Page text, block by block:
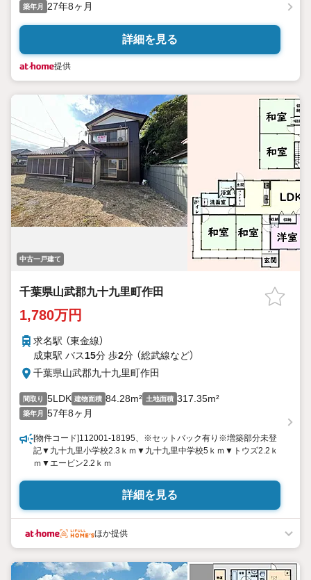
築年月 27年8ヶ月
詳細を見る
提供
中古一戸建て
千葉県山武郡九十九里町作田
1,780万円
求名駅 （東金線）
成東駅 バス15分 歩2分 （総武線など）
千葉県山武郡九十九里町作田
間取り 5LDK 建物面積 84.28m² 土地面積 317.35m²
築年月 57年8ヶ月
[物件コード]112001-18195、※セットバック有り※増築部分未登
記▼九十九里小学校2.3ｋｍ▼九十九里中学校5ｋｍ▼トウズ2.2ｋ
ｍ▼エービン2.2ｋｍ
詳細を見る
ほか提供